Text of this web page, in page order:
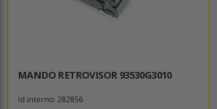
MANDO RETROVISOR 93530G3010
Id interno: 282856